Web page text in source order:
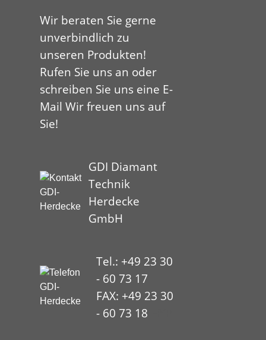
Wir beraten Sie gerne
unverbindlich zu
unseren Produkten!
Rufen Sie uns an oder
schreiben Sie uns eine E-
Mail Wir freuen uns auf
Sie!
GDI Diamant
Technik
Herdecke
GmbH
Tel.: +49 23 30
- 60 73 17
FAX: +49 23 30
- 60 73 18